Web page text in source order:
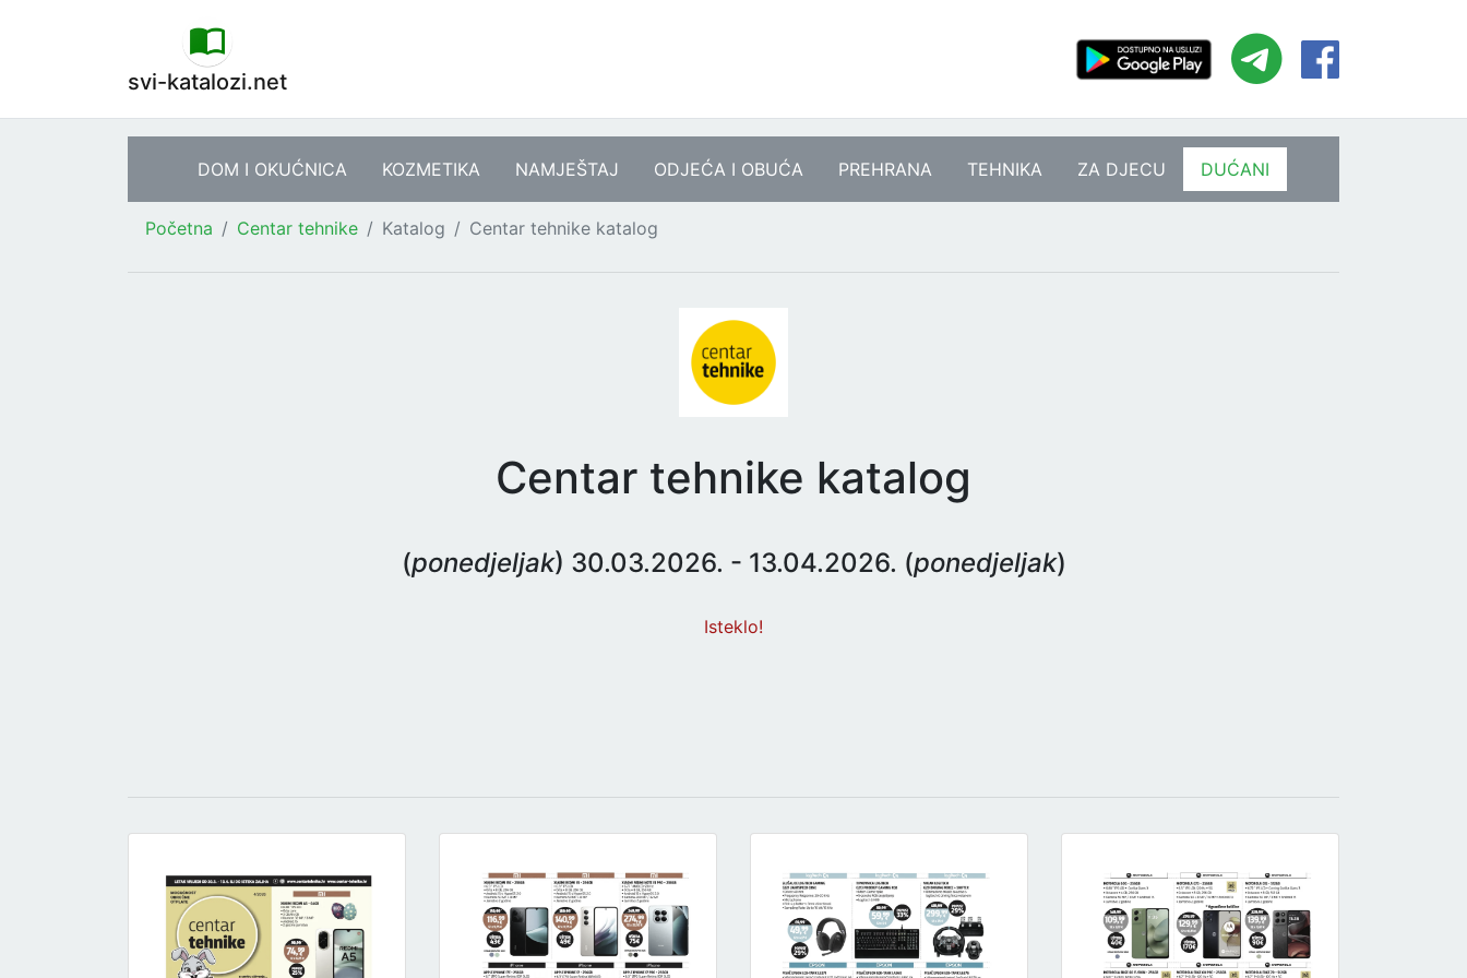
svi-katalozi.net
DOM I OKUĆNICA KOZMETIKA NAMJEŠTAJ ODJEĆA I OBUĆA PREHRANA TEHNIKA ZA DJECU DUĆANI
Početna Centar tehnike Katalog Centar tehnike katalog
Centar tehnike katalog
(ponedjeljak) 30.03.2026. - 13.04.2026. (ponedjeljak)
Isteklo!